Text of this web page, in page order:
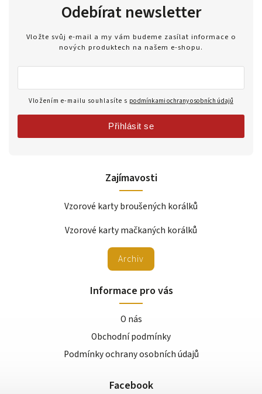
Zajímavosti
Vzorové karty broušených korálků
Vzorové karty mačkaných korálků
Archiv
Odebírat newsletter
Vložte svůj e-mail a my vám budeme zasílat informace o
nových produktech na našem e-shopu.
Vložením e-mailu souhlasíte s podmínkami ochrany osobních údajů
Přihlásit se
Informace pro vás
O nás
Obchodní podmínky
Podmínky ochrany osobních údajů
Facebook